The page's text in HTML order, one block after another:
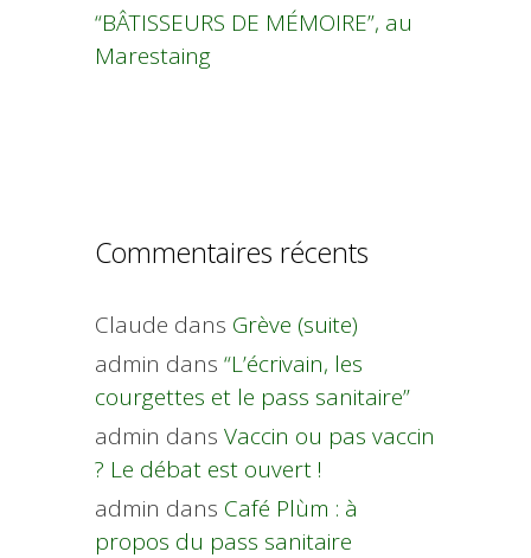
“BÂTISSEURS DE MÉMOIRE”, au
Marestaing
Commentaires récents
Claude dans Grève (suite)
admin dans “L’écrivain, les
courgettes et le pass sanitaire”
admin dans Vaccin ou pas vaccin
? Le débat est ouvert !
admin dans Café Plùm : à
propos du pass sanitaire